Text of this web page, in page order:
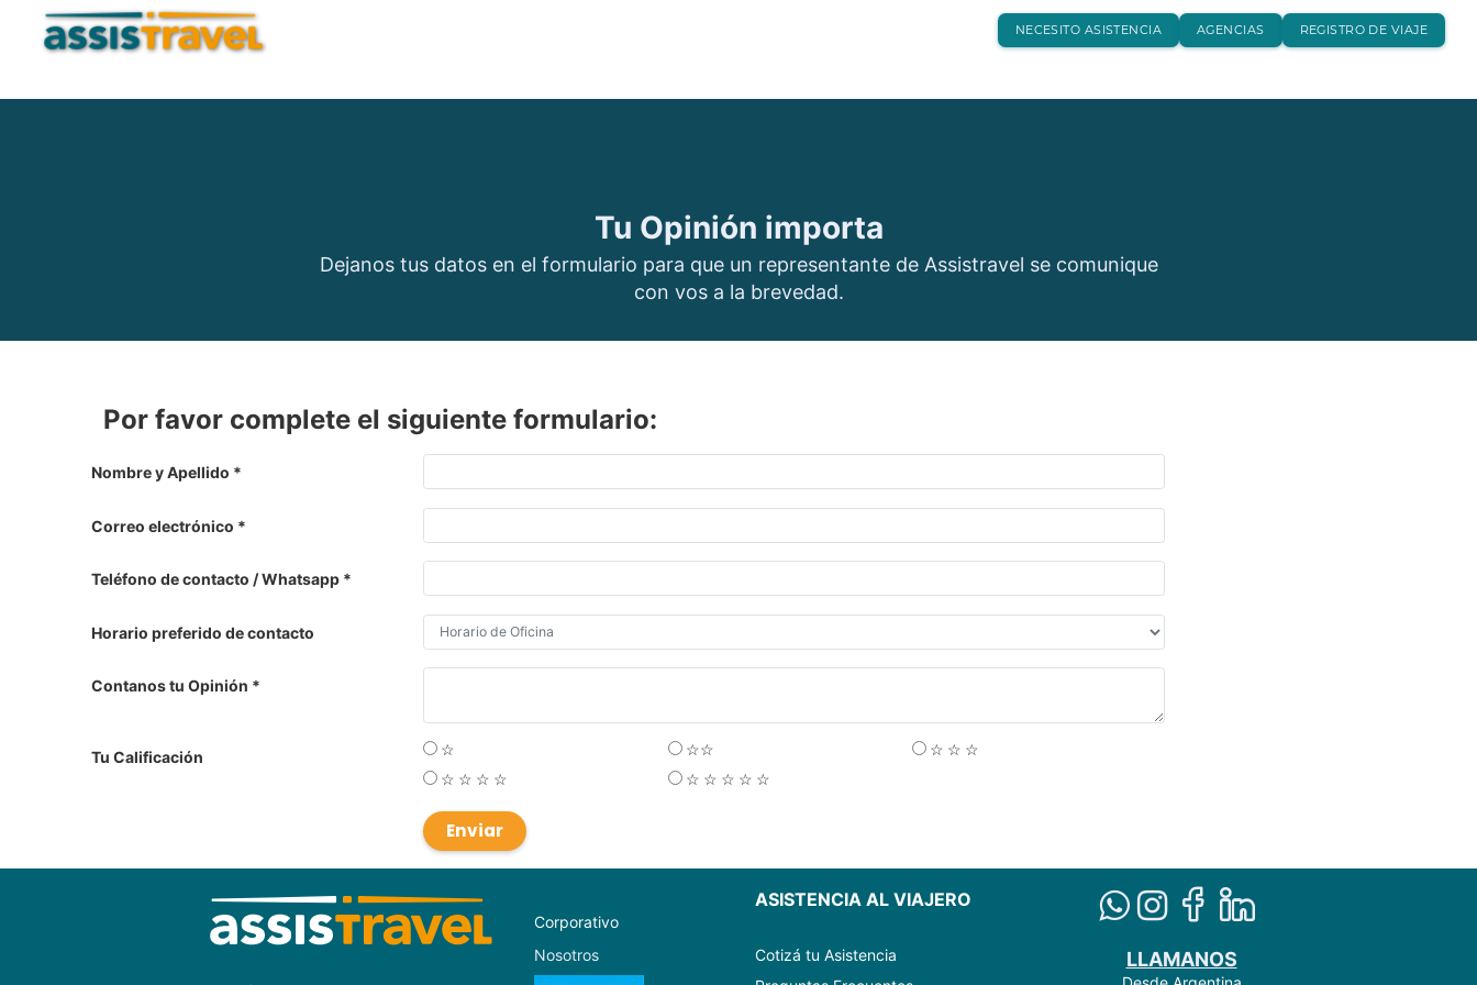
NECESITO ASISTENCIA AGENCIAS REGISTRO DE VIAJE
Tu Opinión importa
Dejanos tus datos en el formulario para que un representante de Assistravel se comunique
con vos a la brevedad.
Por favor complete el siguiente formulario:
Nombre y Apellido
Correo electrónico
Teléfono de contacto / Whatsapp
Horario preferido de contacto
Contanos tu Opinión
Tu Calificación ☆ ☆☆ ☆ ☆ ☆
☆ ☆ ☆ ☆ ☆ ☆ ☆ ☆ ☆
Enviar
Corporativo
Nosotros
ASISTENCIA AL VIAJERO
Cotizá tu Asistencia
LLAMANOS